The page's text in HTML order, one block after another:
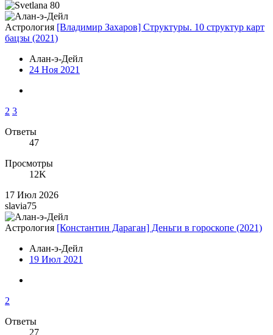
Астрология [Владимир Захаров] Структуры. 10 структур карт
бацзы (2021)
Алан-э-Дейл
24 Ноя 2021
2 3
Ответы
47
Просмотры
12K
17 Июл 2026
slavia75
Астрология [Константин Дараган] Деньги в гороскопе (2021)
Алан-э-Дейл
19 Июл 2021
2
Ответы
27